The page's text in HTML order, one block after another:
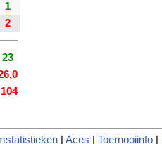
1
2
23
104
| Aces Toernooiinfo|